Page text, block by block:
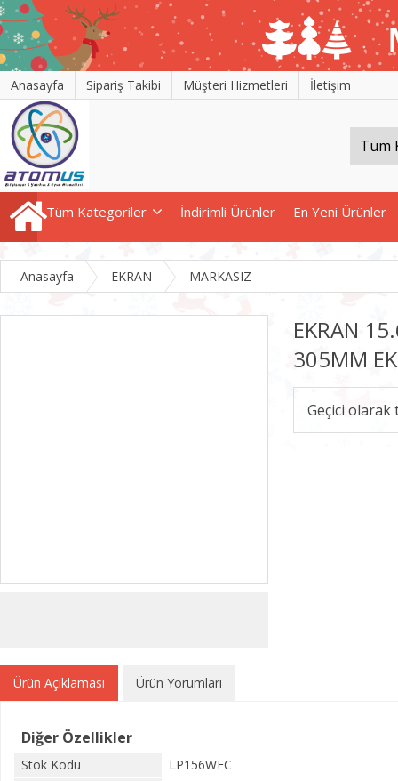
Anasayfa Sipariş Takibi Müşteri Hizmetleri İletişim
Tüm Kategoriler İndirimli Ürünler En Yeni Ürünler
Anasayfa EKRAN MARKASIZ
EKRAN
305MM
Geçici
Ürün Açıklaması Ürün Yorumları
Diğer Özellikler
Stok Kodu
LP156WFC